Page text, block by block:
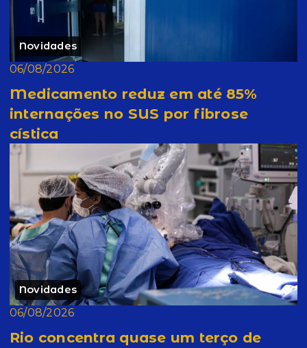
Novidades
06/08/2026
Medicamento reduz em até 85%
internações no SUS por fibrose
cística
Novidades
06/08/2026
Rio concentra quase um terço de